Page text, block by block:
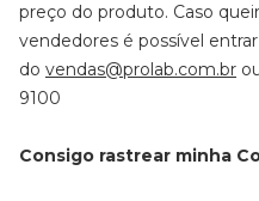
preço do produto. Caso
vendedores é possível
do vendas@prolab.com.br
9100
Consigo rastrear minha